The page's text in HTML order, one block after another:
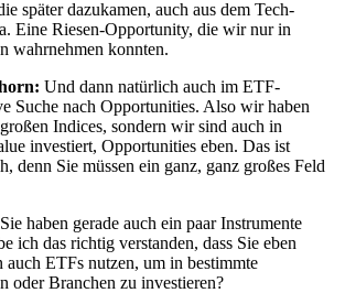
später dazukamen, auch aus dem Tech-
Eine Riesen-Opportunity, die wir nur in
wahrnehmen konnten.
Und dann natürlich auch im ETF-
Suche nach Opportunities. Also wir haben
Indices, sondern wir sind auch in
investiert, Opportunities eben. Das ist
denn Sie müssen ein ganz, ganz großes Feld
Sie haben gerade auch ein paar Instrumente
ich das richtig verstanden, dass Sie eben
auch ETFs nutzen, um in bestimmte
oder Branchen zu investieren?